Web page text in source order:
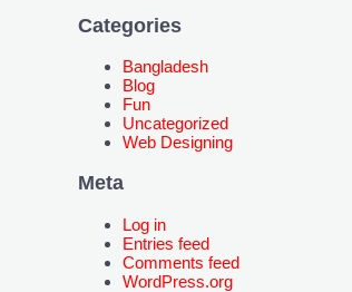
Categories
Bangladesh
Blog
Fun
Uncategorized
Web Designing
Meta
Log in
Entries feed
Comments feed
WordPress.org